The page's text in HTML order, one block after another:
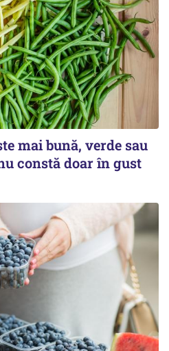
mai bună, verde sau
constă doar în gust